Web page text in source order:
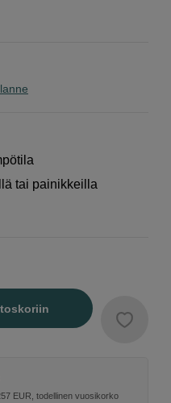
tai painikkeilla
EUR, todellinen vuosikorko